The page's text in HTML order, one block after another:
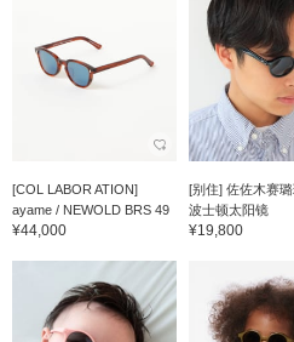
[COL LABOR ATION]
ayame / NEWOLD BRS 49
¥44,000
[别住] 佐佐木赛
波士顿太阳镜
¥19,800